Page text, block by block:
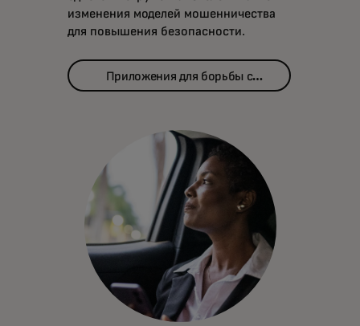
изменения моделей мошенничества
для повышения безопасности.
Приложения для борьбы с